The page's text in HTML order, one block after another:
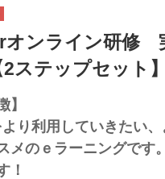
オンライン研修
ステップセット】
】
り利用していきたい
メのｅラーニングです
！